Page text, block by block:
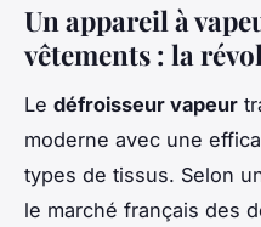
Un appareil à
vêtements : la
Le défroisseur vapeur
moderne avec une
types de tissus. Selon
le marché français des